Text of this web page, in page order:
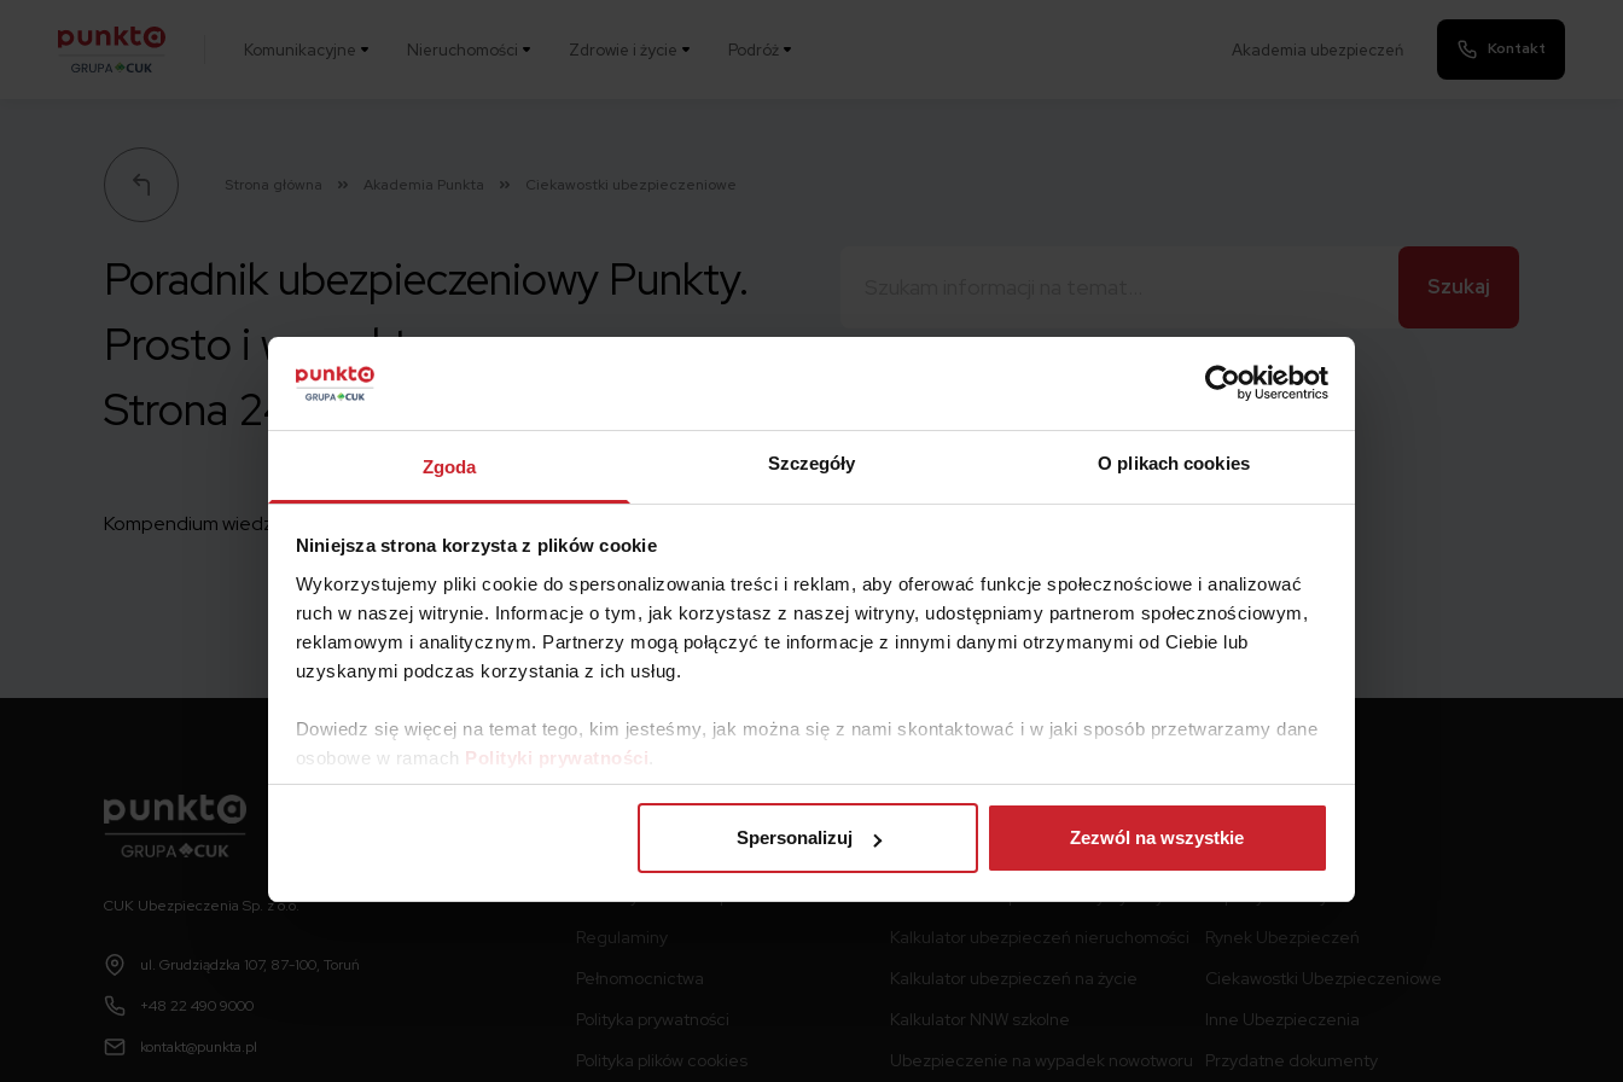
Zgoda Szczegóły O plikach cookies
Niniejsza strona korzysta z plików cookie
Wykorzystujemy pliki cookie do spersonalizowania treści i reklam, aby oferować funkcje społecznościowe i analizować
ruch w naszej witrynie. Informacje o tym, jak korzystasz z naszej witryny, udostępniamy partnerom społecznościowym,
reklamowym i analitycznym. Partnerzy mogą połączyć te informacje z innymi danymi otrzymanymi od Ciebie lub
uzyskanymi podczas korzystania z ich usług.
Dowiedz się więcej na temat tego, kim jesteśmy, jak można się z nami skontaktować i w jaki sposób przetwarzamy dane
osobowe w ramach Polityki prywatności
Spersonalizuj Zezwól na wszystkie
Komunikacyjne Nieruchomości Zdrowie i życie Podróż Akademia ubezpieczeń Kontakt
Strona główna Akademia Punkta Ciekawostki ubezpieczeniowe
Poradnik ubezpieczeniowy Punkty.
Prosto i w punkt.
Strona 24
Kompendium wiedzy na temat ubezpieczeń.
CUK Ubezpieczenia Sp. z o.o.
ul. Grudziądzka 107, 87-100, Toruń
+48 22 490 9000
kontakt@punkta.pl
O Punkta
Towarzystwa Ubezpieczeniowe
Regulaminy
Pełnomocnictwa
Polityka prywatności
Polityka plików cookies
Produkty
Kalkulator ubezpieczeń turystycznych
Kalkulator ubezpieczeń nieruchomości
Kalkulator ubezpieczeń na życie
Kalkulator NNW szkolne
Ubezpieczenie na wypadek nowotworu
Akademia Punkta
Raporty i analizy
Rynek Ubezpieczeń
Ciekawostki Ubezpieczeniowe
Inne Ubezpieczenia
Przydatne dokumenty